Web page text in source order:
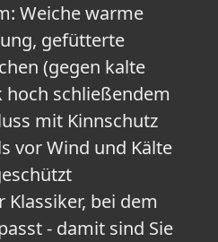
Weiche warme
gefütterte
(gegen kalte
hoch schließendem
mit Kinnschutz
vor Wind und Kälte
Klassiker, bei dem
- damit sind Sie